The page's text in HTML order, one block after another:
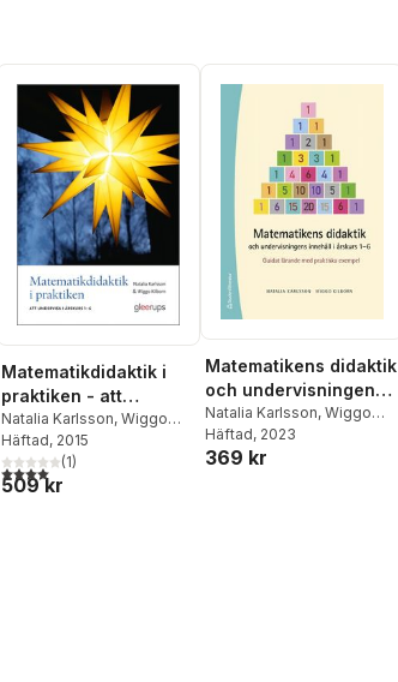
Matematikdidaktik i
praktiken - att
undervisa i årskurs 1-
6
Natalia Karlsson, Wiggo
Kilborn
Häftad, 2015
4,0utav 5 stjärnor. Totalt antal röster:
(1)
509 kr
Matematikens didaktik
och undervisningens
innehåll i årskurs 1-6 -
Guidat lärande med
praktiska exempel
Natalia Karlsson, Wiggo
Kilborn
Häftad, 2023
369 kr